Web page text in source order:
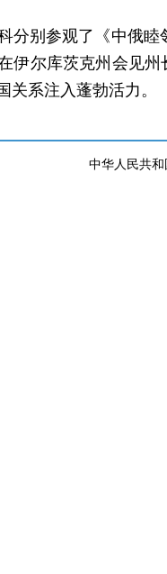
分别参观了《中俄
伊尔库茨克州会见
关系注入蓬勃活力。
中华人民共